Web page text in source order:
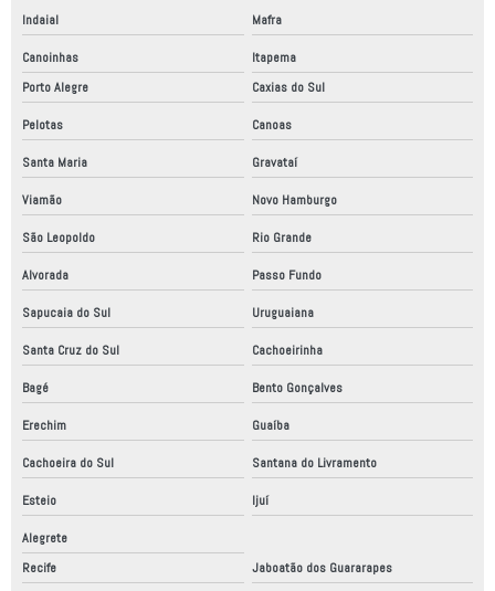
Indaial Mafra
Canoinhas
Itapema
Porto Alegre
Caxias do Sul
Pelotas Canoas
Santa Maria Gravataí
Viamão Novo Hamburgo
São Leopoldo Rio Grande
Alvorada Passo Fundo
Sapucaia do Sul Uruguaiana
Santa Cruz do Sul Cachoeirinha
Bagé Bento Gonçalves
Erechim Guaíba
Cachoeira do Sul Santana do Livramento
Esteio Ijuí
Alegrete
Recife
Jaboatão dos Guararapes